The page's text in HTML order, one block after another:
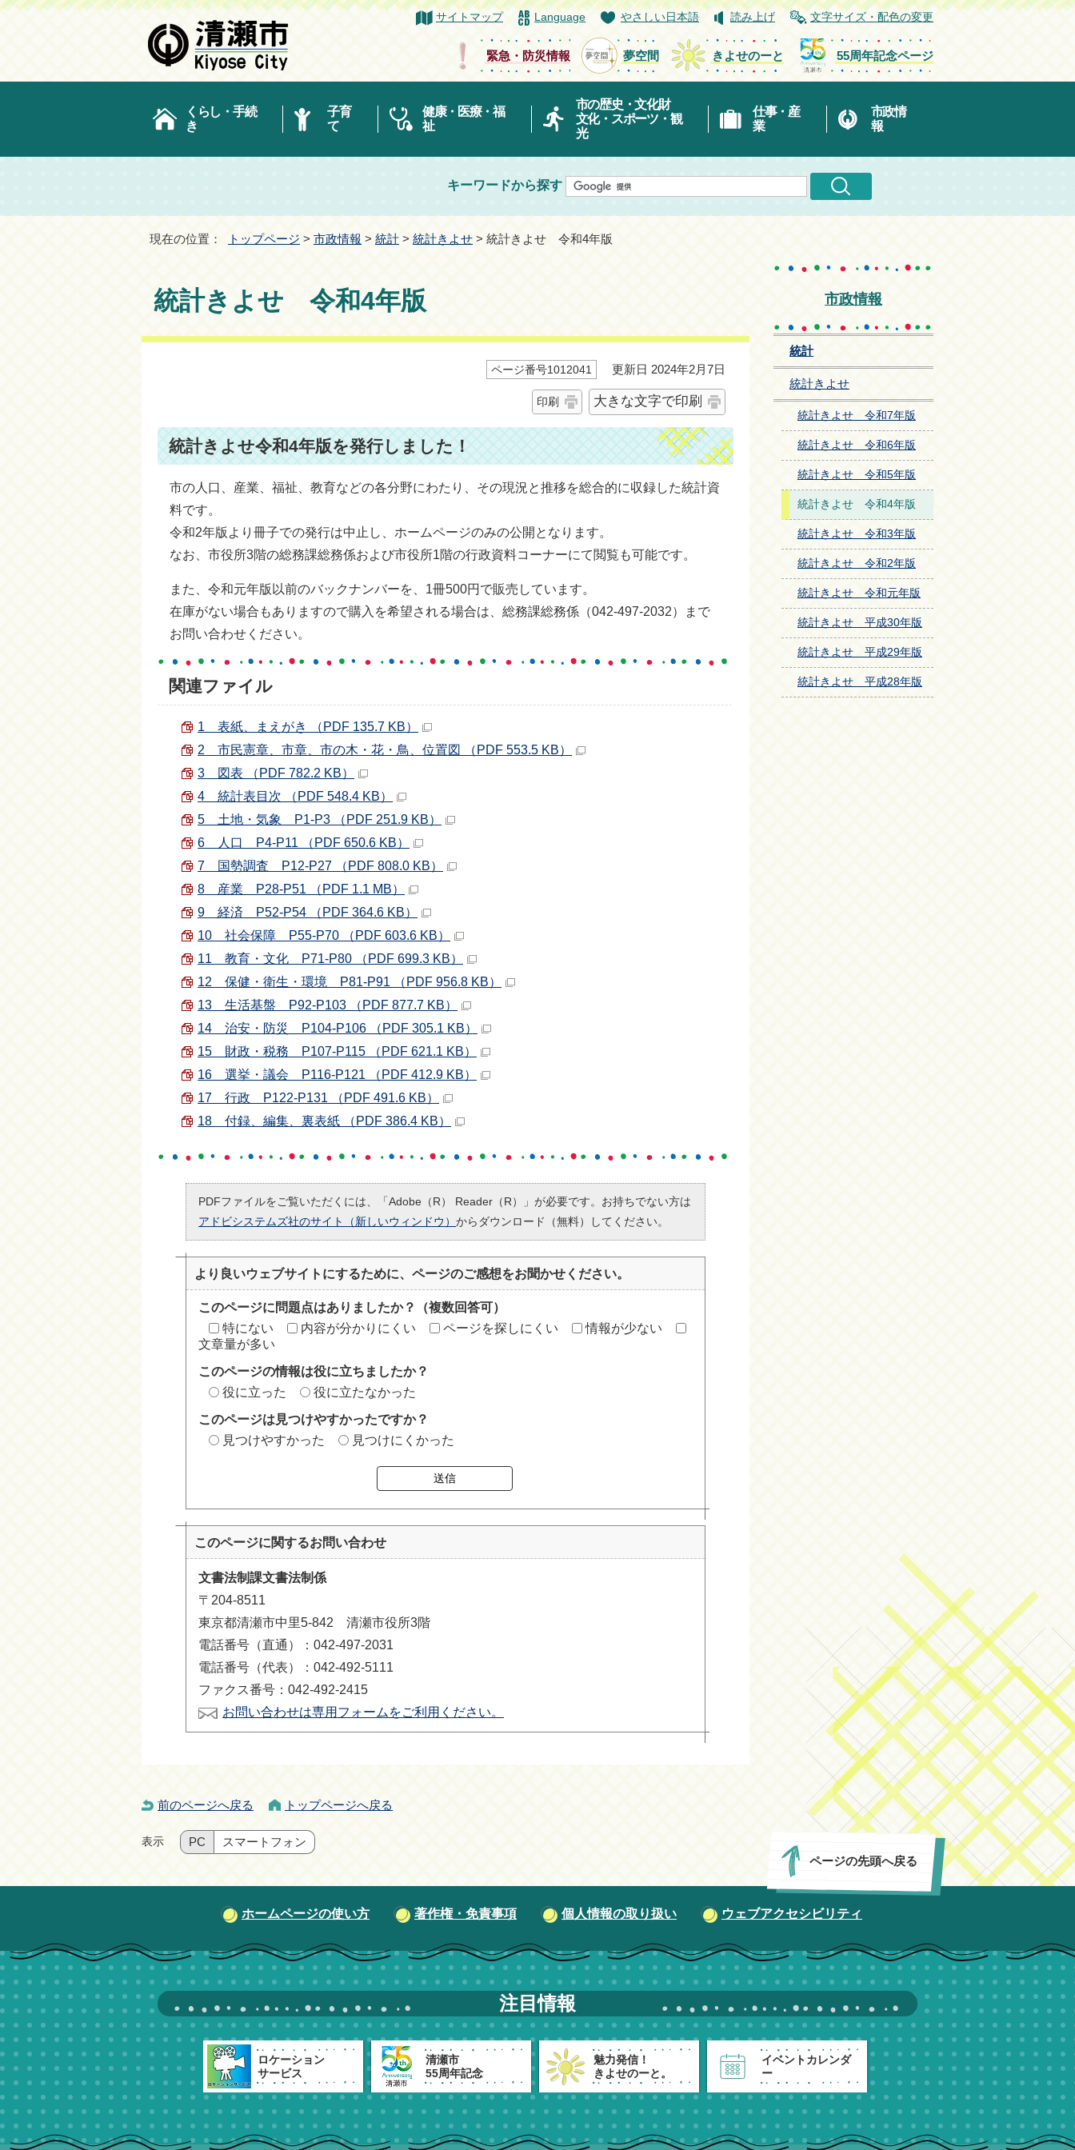
サイトマップ Language やさしい日本語 読み上げ 文字サイズ・配色の変更
緊急・防災情報 夢空間 きよせのーと 55周年記念ページ
くらし・手続
き
子育
て
健康・医療・福
祉
市の歴史・文化財
文化・スポーツ・観
光
仕事・産
業
市政情
報
キーワードから探す
現在の位置： トップページ > 市政情報 > 統計 > 統計きよせ > 統計きよせ 令和4年版
統計きよせ 令和4年版
ページ番号1012041 更新日 2024年2月7日
印刷 大きな文字で印刷
統計きよせ令和4年版を発行しました！
市の人口、産業、福祉、教育などの各分野にわたり、その現況と推移を総合的に収録した統計資
料です。
令和2年版より冊子での発行は中止し、ホームページのみの公開となります。
なお、市役所3階の総務課総務係および市役所1階の行政資料コーナーにて閲覧も可能です。
また、令和元年版以前のバックナンバーを、1冊500円で販売しています。
在庫がない場合もありますので購入を希望される場合は、総務課総務係（042-497-2032）まで
お問い合わせください。
関連ファイル
1 表紙、まえがき （PDF 135.7 KB）
2 市民憲章、市章、市の木・花・鳥、位置図 （PDF 553.5 KB）
3 図表 （PDF 782.2 KB）
4 統計表目次 （PDF 548.4 KB）
5 土地・気象 P1-P3 （PDF 251.9 KB）
6 人口 P4-P11 （PDF 650.6 KB）
7 国勢調査 P12-P27 （PDF 808.0 KB）
8 産業 P28-P51 （PDF 1.1 MB）
9 経済 P52-P54 （PDF 364.6 KB）
10 社会保障 P55-P70 （PDF 603.6 KB）
11 教育・文化 P71-P80 （PDF 699.3 KB）
12 保健・衛生・環境 P81-P91 （PDF 956.8 KB）
13 生活基盤 P92-P103 （PDF 877.7 KB）
14 治安・防災 P104-P106 （PDF 305.1 KB）
15 財政・税務 P107-P115 （PDF 621.1 KB）
16 選挙・議会 P116-P121 （PDF 412.9 KB）
17 行政 P122-P131 （PDF 491.6 KB）
18 付録、編集、裏表紙 （PDF 386.4 KB）
PDFファイルをご覧いただくには、「Adobe（R） Reader（R）」が必要です。お持ちでない方は
アドビシステムズ社のサイト（新しいウィンドウ） からダウンロード（無料）してください。
より良いウェブサイトにするために、ページのご感想をお聞かせください。
このページに問題点はありましたか？（複数回答可）
特にない
内容が分かりにくい ページを探しにくい
情報が少ない
文章量が多い
このページの情報は役に立ちましたか？
役に立った
役に立たなかった
このページは見つけやすかったですか？
見つけやすかった
見つけにくかった
送信
このページに関するお問い合わせ
文書法制課文書法制係
〒204-8511
東京都清瀬市中里5-842 清瀬市役所3階
電話番号（直通）：042-497-2031
電話番号（代表）：042-492-5111
ファクス番号：042-492-2415
お問い合わせは専用フォームをご利用ください。
市政情報
統計
統計きよせ
統計きよせ 令和7年版
統計きよせ 令和6年版
統計きよせ 令和5年版
統計きよせ 令和4年版
統計きよせ 令和3年版
統計きよせ 令和2年版
統計きよせ 令和元年版
統計きよせ 平成30年版
統計きよせ 平成29年版
統計きよせ 平成28年版
ページの先頭へ戻る
前のページへ戻る トップページへ戻る
表示 PC スマートフォン
ホームページの使い方 著作権・免責事項 個人情報の取り扱い ウェブアクセシビリティ
注目情報
ロケーション
サービス
清瀬市
55周年記念
魅力発信！
きよせのーと。
イベントカレンダ
ー